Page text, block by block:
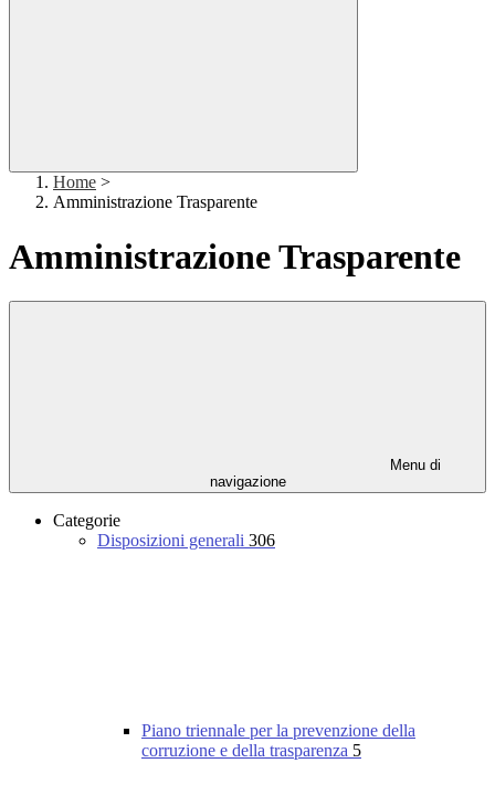
Home >
Amministrazione Trasparente
Amministrazione Trasparente
Menu di
navigazione
Categorie
Disposizioni generali 306
Piano triennale per la prevenzione della
corruzione e della trasparenza 5